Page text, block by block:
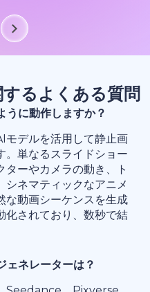
るよくある質問
うに動作しますか？
モデルを活用して静止画
。単なるスライドショー
ーやカメラの動き、ト
シネマティックなアニメ
な動画シーケンスを生成
化されており、数秒で結
ェネレーターは？